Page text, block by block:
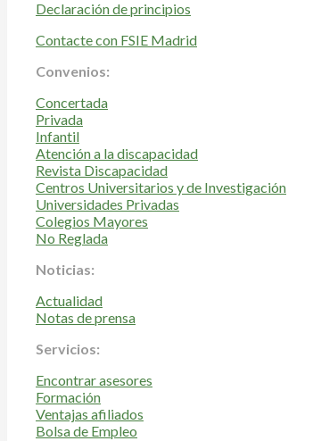
Declaración de principios
Contacte con FSIE Madrid
Convenios:
Concertada
Privada
Infantil
Atención a la discapacidad
Revista Discapacidad
Centros Universitarios y de Investigación
Universidades Privadas
Colegios Mayores
No Reglada
Noticias:
Actualidad
Notas de prensa
Servicios:
Encontrar asesores
Formación
Ventajas afiliados
Bolsa de Empleo